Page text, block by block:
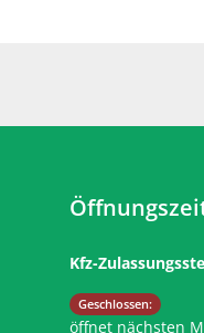
Kfz-
Klicken, um
Geschlossen:
öffnet nächsten